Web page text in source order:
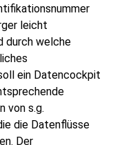
leicht
durch welche
ein Datencockpit
von s.g.
die Datenflüsse
Der